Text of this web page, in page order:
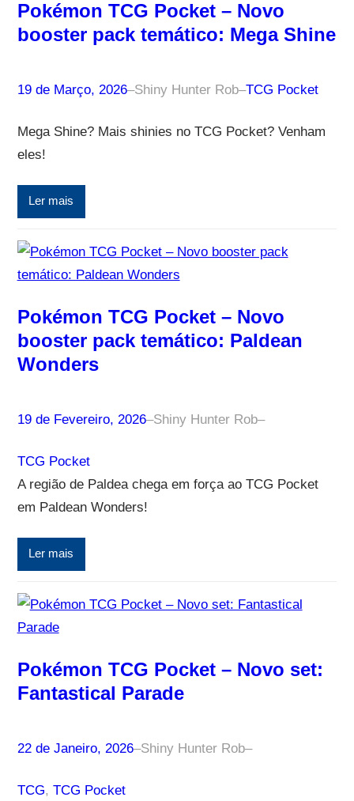
Pokémon TCG Pocket – Novo
booster pack temático: Mega Shine
19 de Março, 2026–Shiny Hunter Rob–TCG Pocket
Mega Shine? Mais shinies no TCG Pocket? Venham
eles!
Ler mais
Pokémon TCG Pocket – Novo
booster pack temático: Paldean
Wonders
19 de Fevereiro, 2026–Shiny Hunter Rob–
TCG Pocket
A região de Paldea chega em força ao TCG Pocket
em Paldean Wonders!
Ler mais
Pokémon TCG Pocket – Novo set:
Fantastical Parade
22 de Janeiro, 2026–Shiny Hunter Rob–
TCG, TCG Pocket